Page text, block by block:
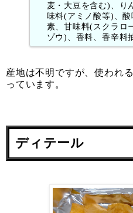
麦・大豆を含む)、り
味料(アミノ酸等)、
素、甘味料(スクラロ
ゾウ)、香料、香辛料
産地は不明ですが、使われ
っています。
ディテール